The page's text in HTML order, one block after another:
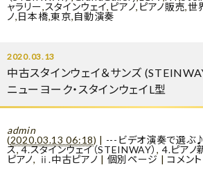
ャラリー,スタインウェイ, ピアノ, ピアノ販売,世
ノ,日本橋,東京,自動演奏
2020.03.13
中古スタインウェイ＆サンズ
ニューヨーク・スタインウェイL型
admin
(2020.03.13 06:18) | ---ビデオ演奏で選ぶ
ス,4.スタインウェイ（STEINWAY）, 4.ピアノ
ピアノ, ⅱ.中古ピアノ | 個別ページ |コメン